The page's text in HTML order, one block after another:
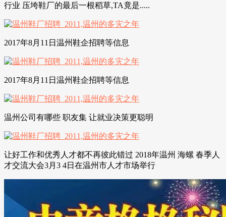
行业 压垮鞋厂的最后一根稻草,TA竟是.....
2017年8月11日温州鞋企招聘等信息
2017年8月11日温州鞋企招聘等信息
温州公司有哪些 职友集 让就业决策更聪明
让好工作和优秀人才都不再彼此错过 2018年温州 海螺 春季人
才交流大会3月3 4日在温州市人才市场举行